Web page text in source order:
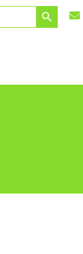
Search Button